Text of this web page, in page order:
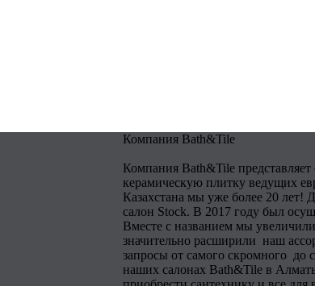
Компания Bath&Tile
Компания Bath&Tile представляет
керамическую плитку ведущих
Казахстана мы уже более 20 лет!
салон Stock. В 2017 году был
Вместе с названием мы
значительно расширили наш
запросы от самого скромного до
наших салонах Bath&Tile в